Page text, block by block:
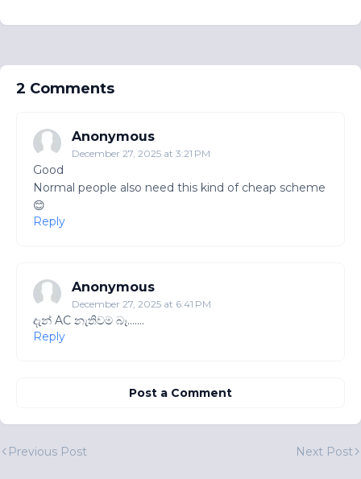
2 Comments
Anonymous
December 27, 2025 at 3:21 PM
Good
Normal people also need this kind of cheap scheme
😊
Reply
Anonymous
December 27, 2025 at 6:41 PM
දැන් AC නැතිවම බෑ.......
Reply
Post a Comment
Previous Post Next Post